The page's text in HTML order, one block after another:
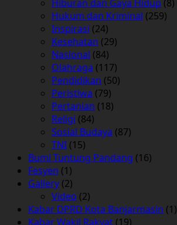
Hiburan dan Gaya Hidup (8)
Hukum dan Kriminal (259)
Inspirasi (24)
Kesehatan (29)
Nasional (84)
Olahraga (117)
Pendidikan (50)
Peristiwa (79)
Pertanian (18)
Religi (84)
Sosial Budaya (87)
TNI (15)
Bumi Tuntung Pandang (16)
Fesyen (1)
Gallery (2)
Video (2)
Kabar DPRD Kota Banjarmasin (1)
Kabar Wakil Rakyat (19)